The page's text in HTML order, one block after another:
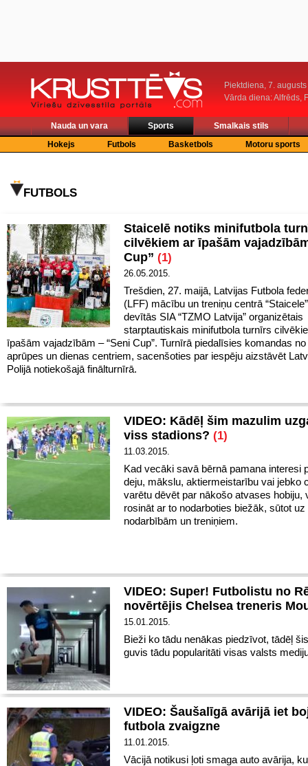
Piektdiena, 7. augusts
Vārda diena: Alfrēds,
Nauda un vara Sports
Smalkais stils
Hokejs
Futbols Basketbols Motoru sports
FUTBOLS
Staicelē notiks minifutbola
cilvēkiem ar īpašām
Cup” (1)
26.05.2015.
Trešdien, 27. maijā, Latvijas Futbola
(LFF) mācību un treniņu centrā
devītās SIA “TZMO Latvija” organizētais
starptautiskais minifutbola turnīrs
īpašām vajadzībām – “Seni Cup”. Turnīrā piedalīsies komandas
aprūpes un dienas centriem, sacenšoties par iespēju aizstāvēt
Polijā notiekošajā finālturnīrā.
VIDEO: Kādēļ šim mazulim
viss stadions? (1)
11.03.2015.
Kad vecāki savā bērnā pamana interesi
deju, mākslu, aktiermeistarību vai jebko
varētu dēvēt par nākošo atvases hobiju,
rosināt ar to nodarboties biežāk, sūtot uz
nodarbībām un treniņiem.
VIDEO: Super! Futbolistu no
novērtējis Chelsea treneris
15.01.2015.
Bieži ko tādu nenākas piedzīvot, tādēļ
guvis tādu popularitāti visas valsts
VIDEO: Šaušalīgā avārijā iet
futbola zvaigzne
11.01.2015.
Vācijā notikusi ļoti smaga auto avārija,